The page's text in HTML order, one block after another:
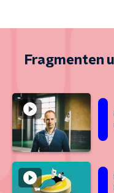
Fragmenten